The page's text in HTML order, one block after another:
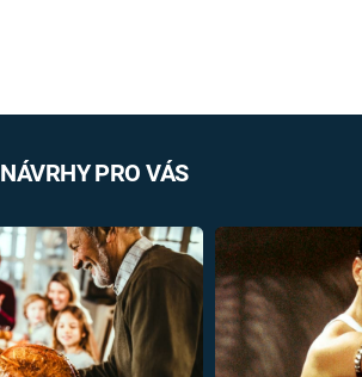
NÁVRHY PRO VÁS